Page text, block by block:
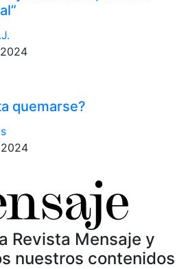
2024
quemarse?
2024
Revista Mensaje y
nuestros contenidos